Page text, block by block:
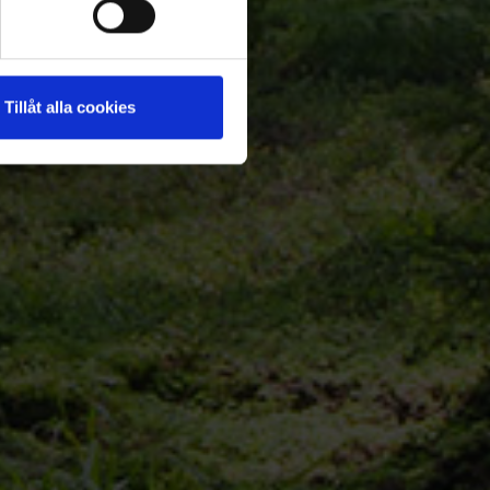
Tillåt alla cookies